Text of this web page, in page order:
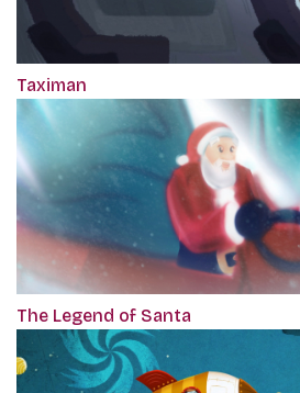
Taximan
The Legend of Santa